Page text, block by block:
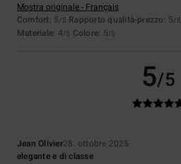
Mostra originale - Français
Comfort: 5/5 Rapporto qualità-prezzo: 5/5
Materiale: 4/5 Colore: 5/5
5/5
Jean Olivier28. ottobre 2025
elegante e di classe